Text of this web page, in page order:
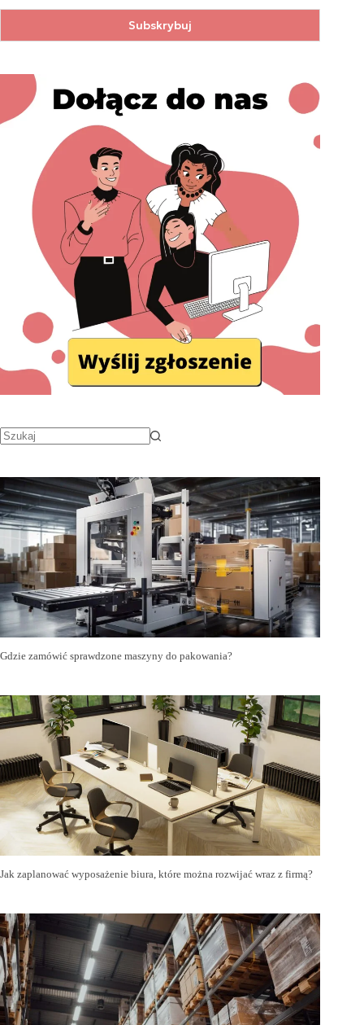
Gdzie zamówić sprawdzone maszyny do pakowania?
Jak zaplanować wyposażenie biura, które można rozwijać wraz z firmą?